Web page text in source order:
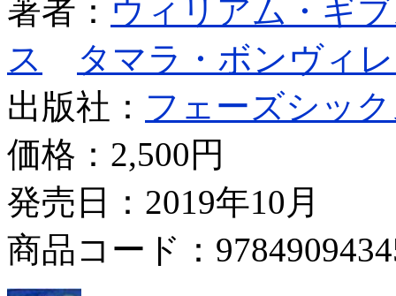
著者： ウィリアム・ギ
ス
タマラ・ボンヴィ
出版社： フェーズシッ
価格： 2,500円
発売日：2019年10月
商品コード：